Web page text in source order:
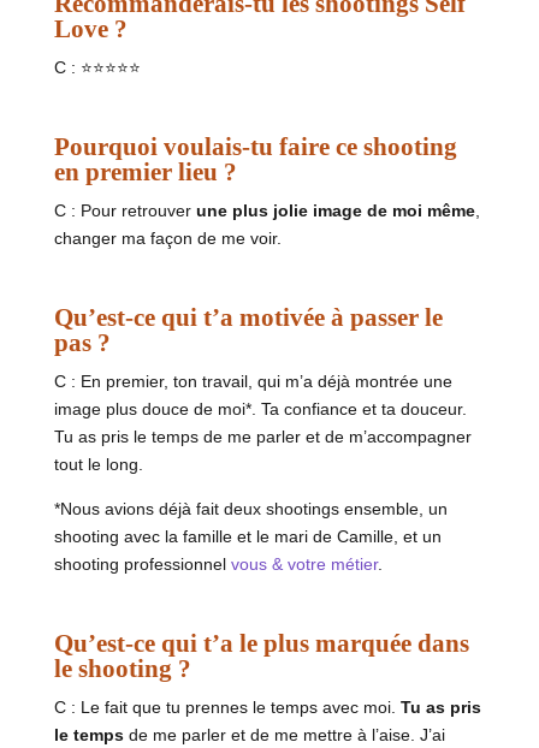
Love ?
C : ⭐⭐⭐⭐⭐
Pourquoi voulais-tu faire ce shooting
en premier lieu ?
C : Pour retrouver une plus jolie image de moi même,
changer ma façon de me voir.
Qu’est-ce qui t’a motivée à passer le
pas ?
C : En premier, ton travail, qui m’a déjà montrée une
image plus douce de moi*. Ta confiance et ta douceur.
Tu as pris le temps de me parler et de m’accompagner
tout le long.
*Nous avions déjà fait deux shootings ensemble, un
shooting avec la famille et le mari de Camille, et un
shooting professionnel vous & votre métier.
Qu’est-ce qui t’a le plus marquée dans
le shooting ?
C : Le fait que tu prennes le temps avec moi. Tu as pris
le tempsde me parler et de me mettre à l’aise. J’ai